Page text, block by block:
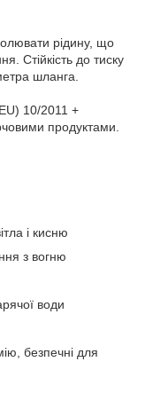
рідину, що
Стійкість до тиску
шланга.
10/2011 +
продуктами.
і кисню
з вогню
води
безпечні для